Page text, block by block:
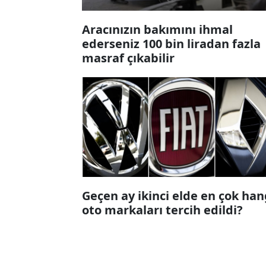
Aracınızın bakımını ihmal
ederseniz 100 bin liradan fazla
masraf çıkabilir
Geçen ay ikinci elde en çok
oto markaları tercih edildi?